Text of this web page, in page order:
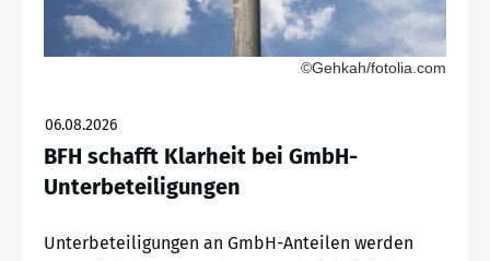
©Gehkah/fotolia.com
06.08.2026
BFH schafft Klarheit bei GmbH-
Unterbeteiligungen
Unterbeteiligungen an GmbH-Anteilen werden